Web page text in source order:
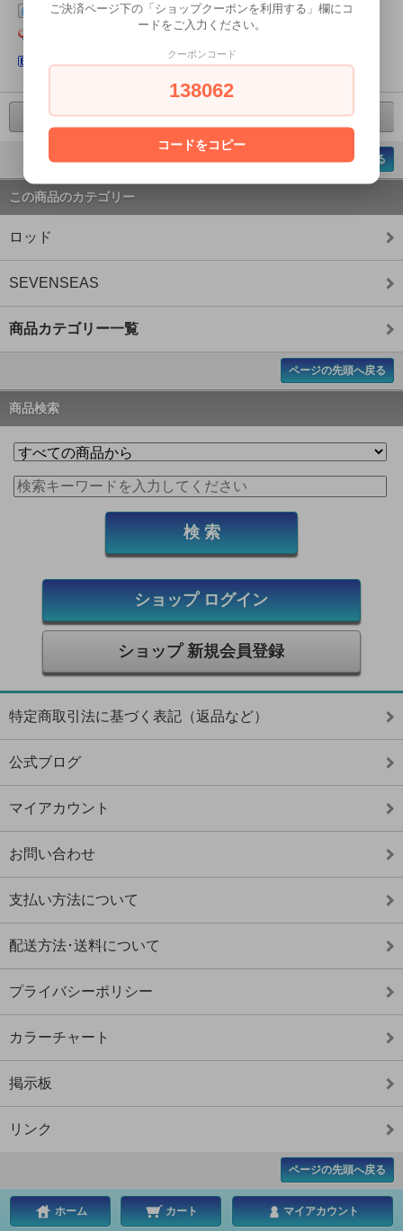
この商品をログピでつぶやく
Yahoo!ブックマークに登録する
はてなブックマークに登録する
前の商品へ 次の商品へ
ページの先頭へ戻る
この商品のカテゴリー
ロッド
SEVENSEAS
商品カテゴリー一覧
ページの先頭へ戻る
商品検索
ショップ ログイン
ショップ 新規会員登録
特定商取引法に基づく表記（返品など）
公式ブログ
マイアカウント
お問い合わせ
支払い方法について
配送方法･送料について
プライバシーポリシー
カラーチャート
掲示板
リンク
ページの先頭へ戻る
ホーム カート マイアカウント
ご決済ページ下の「ショップクーポンを利用する」欄にコ
ードをご入力ください。
クーポンコード
138062
コードをコピー